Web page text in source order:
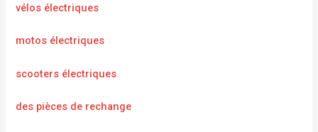
vélos électriques
motos électriques
scooters électriques
des pièces de rechange